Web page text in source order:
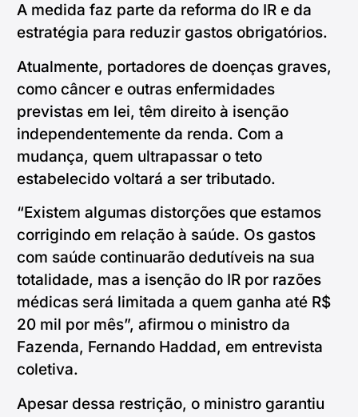
A medida faz parte da reforma do IR e da
estratégia para reduzir gastos obrigatórios.
Atualmente, portadores de doenças graves,
como câncer e outras enfermidades
previstas em lei, têm direito à isenção
independentemente da renda. Com a
mudança, quem ultrapassar o teto
estabelecido voltará a ser tributado.
“Existem algumas distorções que estamos
corrigindo em relação à saúde. Os gastos
com saúde continuarão dedutíveis na sua
totalidade, mas a isenção do IR por razões
médicas será limitada a quem ganha até R$
20 mil por mês”, afirmou o ministro da
Fazenda, Fernando Haddad, em entrevista
coletiva.
Apesar dessa restrição, o ministro garantiu